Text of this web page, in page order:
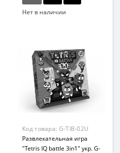
Нет в наличии
Развивающие
Возраст
От 7 лет
Материал
Картон
Код товара: G-TIB-02U
Развлекательная игра
"Tetris IQ battle 3in1" укр. G-